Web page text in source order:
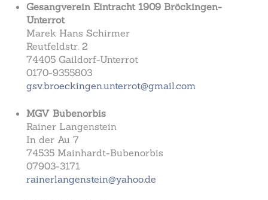
Gesangverein Eintracht 1909 Bröckingen-
Unterrot
Marek Hans Schirmer
Reutfeldstr. 2
74405 Gaildorf-Unterrot
0170-9355803
gsv.broeckingen.unterrot@gmail.com
MGV Bubenorbis
Rainer Langenstein
In der Au 7
74535 Mainhardt-Bubenorbis
07903-3171
rainerlangenstein@yahoo.de